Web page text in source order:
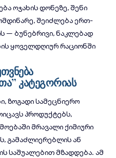
ოჯახის დონეზე,შენი
შეიძლება ერთ-
— ბუნებრივი, ნაკლებად
ყოველდღიურ რაციონში
კატეგორიას
ზოგადი სამეცნიერო
პროდუქტებს,
მრავალი ქიმიური
გამაძლიერებლის ან
საშუალებით მზადდება. ამ